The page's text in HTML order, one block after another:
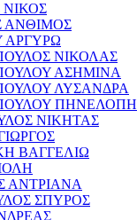
ΑΝΘΙΜΟΣ
ΑΡΓΥΡΩ
ΝΙΚΟΛΑΣ
ΑΣΗΜΙΝΑ
ΛΥΣΑΝΔΡΑ
ΠΗΝΕΛΟΠΗ
ΝΙΚΗΤΑΣ
ΒΑΓΓΕΛΙΩ
ΑΝΤΡΙΑΝΑ
ΣΠΥΡΟΣ